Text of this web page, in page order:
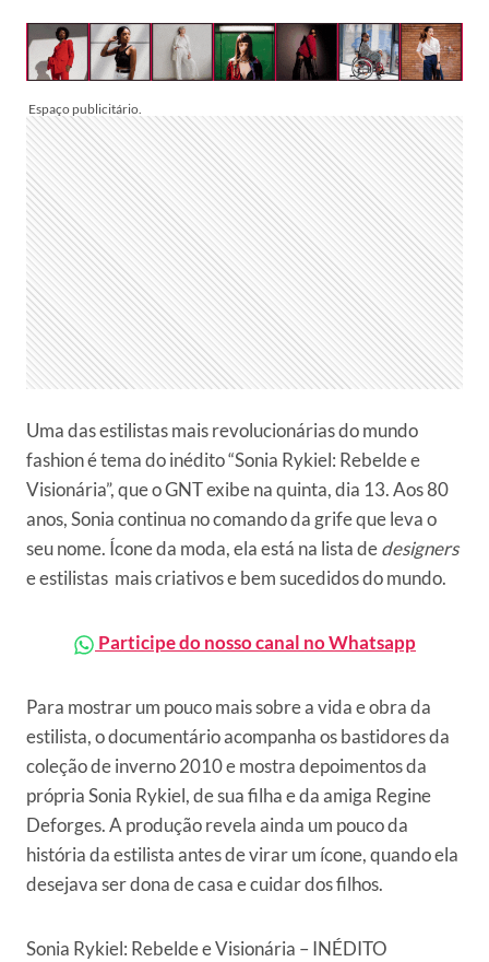
Uma das estilistas mais revolucionárias do mundo
fashion é tema do inédito “Sonia Rykiel: Rebelde e
Visionária”, que o GNT exibe na quinta, dia 13. Aos 80
anos, Sonia continua no comando da grife que leva o
seu nome. Ícone da moda, ela está na lista dedesigners
e estilistas mais criativos e bem sucedidos do mundo.
Participe do nosso canal no Whatsapp
Para mostrar um pouco mais sobre a vida e obra da
estilista, o documentário acompanha os bastidores da
coleção de inverno 2010 e mostra depoimentos da
própria Sonia Rykiel, de sua filha e da amiga Regine
Deforges. A produção revela ainda um pouco da
história da estilista antes de virar um ícone, quando ela
desejava ser dona de casa e cuidar dos filhos.
Sonia Rykiel: Rebelde e Visionária – INÉDITO